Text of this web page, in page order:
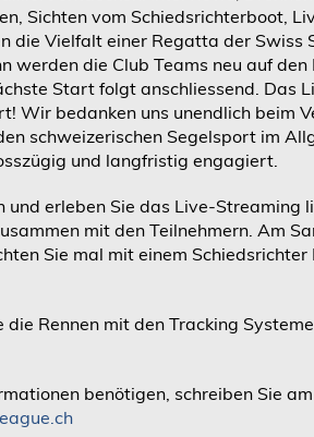
Sichten vom Schiedsrichterboot,
die Vielfalt einer Regatta der Swiss
werden die Club Teams neu auf
Start folgt anschliessend. Das
Wir bedanken uns unendlich beim
schweizerischen Segelsport im
und langfristig engagiert.
und erleben Sie das Live-Streaming
mit den Teilnehmern. Am
Sie mal mit einem
Rennen mit den Tracking
benötigen, schreiben Sie